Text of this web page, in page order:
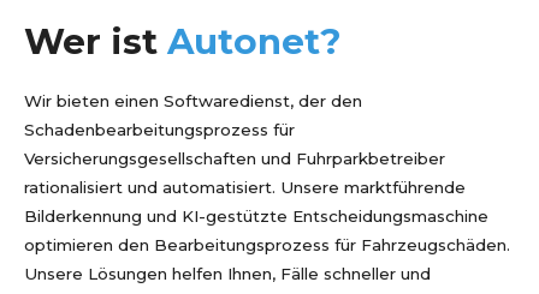
Wer ist Autonet?
Wir bieten einen Softwaredienst, der den
Schadenbearbeitungsprozess für
Versicherungsgesellschaften und Fuhrparkbetreiber
rationalisiert und automatisiert. Unsere marktführende
Bilderkennung und KI-gestützte Entscheidungsmaschine
optimieren den Bearbeitungsprozess für Fahrzeugschäden.
Unsere Lösungen helfen Ihnen, Fälle schneller und